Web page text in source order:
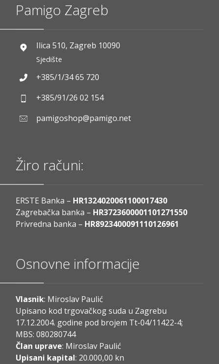
Pamigo Zagreb
Ilica 510, Zagreb 10090
Sjedište
+385/1/34 65 720
+385/91/26 02 154
pamigoshop@pamigo.net
Žiro računi:
ERSTE Banka – HR1324020061100017430
Zagrebačka banka – HR3723600001101271550
Privredna banka – HR8923400091110126961
Osnovne informacije
Vlasnik: Miroslav Paulić
Upisano kod trgovačkog suda u Zagrebu
17.12.2004. godine pod brojem Tt-04/11422-4;
MBS: 080280744
Član uprave: Miroslav Paulić
Upisani kapital: 20.000,00 kn